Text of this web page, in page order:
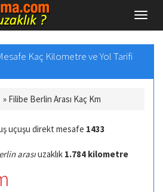
Kaç Kilometre ve Yol Tarifi
» Filibe Berlin Arası Kaç Km
uçuşu direkt mesafe 1433
arasıuzaklık 1.784 kilometre